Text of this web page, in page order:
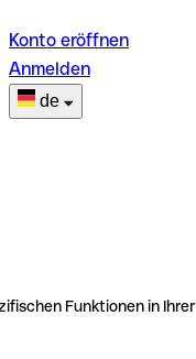
Konto eröffnen
Anmelden
de
Funktionen in Ihrer